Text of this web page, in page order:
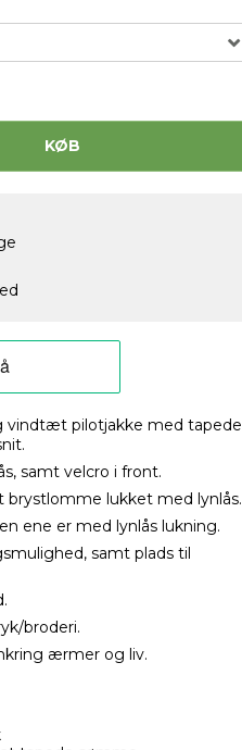
KØB
vindtæt pilotjakke med tapede
samt velcro i front.
lukket med lynlås.
ene er med lynlås lukning.
samt plads til
broderi.
ærmer og liv.